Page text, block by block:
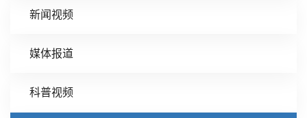
新闻视频
媒体报道
科普视频